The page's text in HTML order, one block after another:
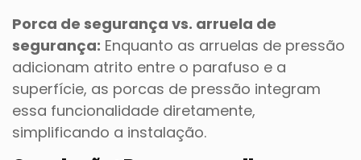
Porca de segurança vs. arruela de
segurança: Enquanto as arruelas de pressão
adicionam atrito entre o parafuso e a
superfície, as porcas de pressão integram
essa funcionalidade diretamente,
simplificando a instalação.